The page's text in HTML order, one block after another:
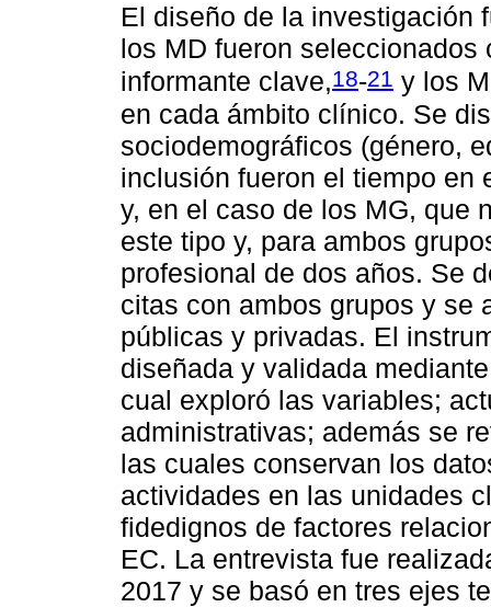
El diseño de la investigación
los MD fueron
informante clave,18-21 y los
en cada ámbito clínico. Se
sociodemográficos (género,
inclusión fueron el tiempo en
y, en el caso de los MG, que
este tipo y, para ambos
profesional de dos años. Se
citas con ambos grupos y se
públicas y privadas. El
diseñada y validada
cual exploró las variables;
administrativas; además se
las cuales conservan los
actividades en las unidades
fidedignos de factores
EC. La entrevista fue
2017 y se basó en tres ejes